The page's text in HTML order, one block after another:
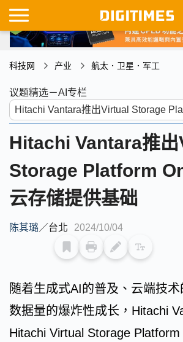
科技网 产业 航太．卫星．军工
议题精选－AI专栏
Hitachi Vantara推出
Storage Platform
云存储提供基础
陈其璐／台北 2024/10/04
随着生成式AI的普及、云端技
数据量的爆炸性成长，Hitachi
Hitachi Virtual Storage